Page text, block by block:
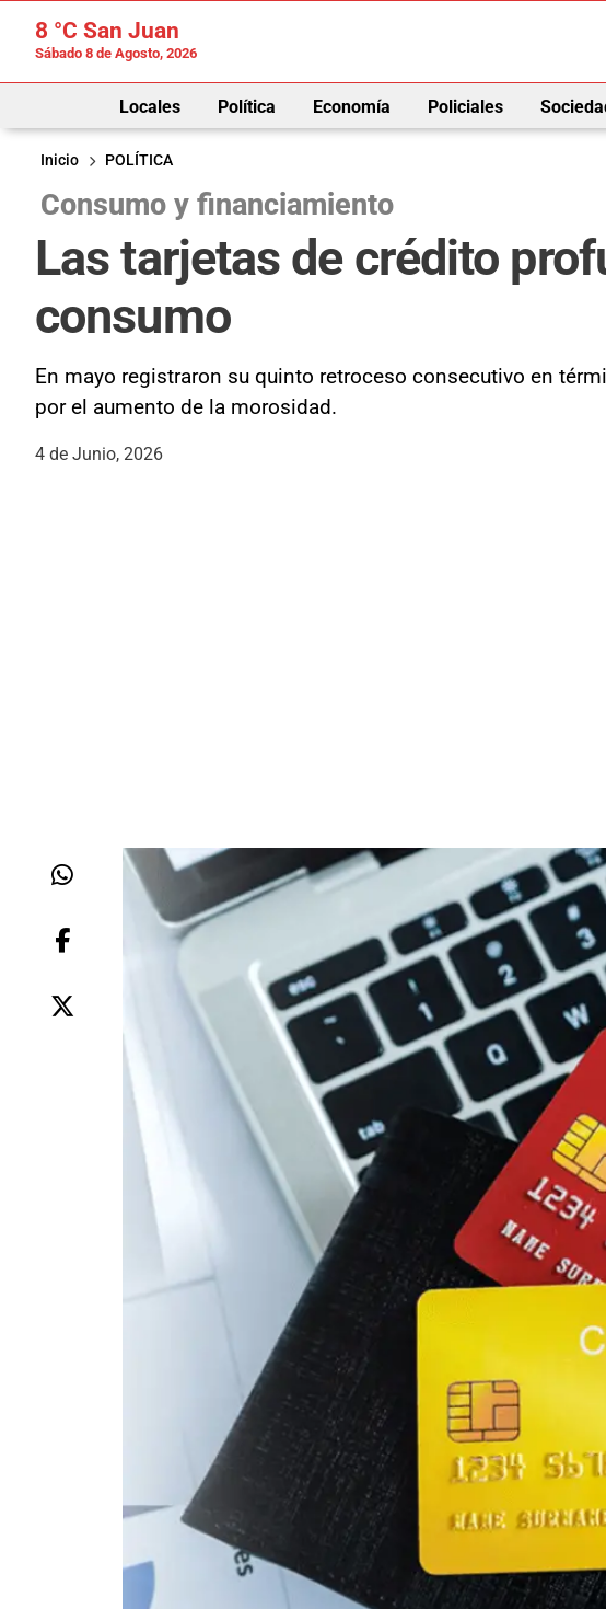
8 °C San Juan
Sábado 8 de Agosto, 2026
Locales Política Economía Policiales
Inicio
POLÍTICA
Consumo y financiamiento
Las tarjetas de crédito
consumo
En mayo registraron su quinto retroceso consecutivo en
por el aumento de la morosidad.
4 de Junio, 2026